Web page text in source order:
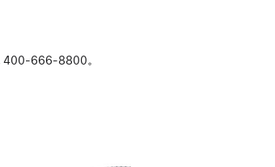
400-666-8800。